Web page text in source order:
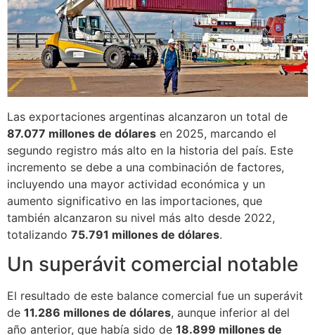
Las exportaciones argentinas alcanzaron un total de
87.077 millones de dólares en 2025, marcando el
segundo registro más alto en la historia del país. Este
incremento se debe a una combinación de factores,
incluyendo una mayor actividad económica y un
aumento significativo en las importaciones, que
también alcanzaron su nivel más alto desde 2022,
totalizando 75.791 millones de dólares.
Un superávit comercial notable
El resultado de este balance comercial fue un superávit
de 11.286 millones de dólares, aunque inferior al del
año anterior, que había sido de 18.899 millones de